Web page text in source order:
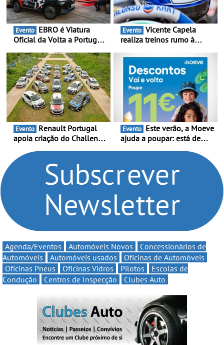
Evento
Oficial da Volta a Portugal
presença nacional ao lado
da mítica prova de ciclismo
e leva a sua gama SUV
multi-energia às estradas
de Portugal
Evento
realiza treinos rumo à
Portugal Karting e mira boa
estreia - O Campeonato
Portugal Karting 2026
decorre entre 1 de Março e
6 de Setembro
Evento
apoia criação do Challenge
compromisso com o
automobilismo nacional
continua em 2026
Evento
ajuda a poupar: está de
Volta” com descontos de
Agenda/Eventos Automóveis Novos
Concessionários de
Automóveis
Automóveis usados
Oficinas de Automóveis
Oficinas Pneus
Oficinas Vidros Pilotos
Escolas de
Condução
Centros de Inspecção Clubes Auto